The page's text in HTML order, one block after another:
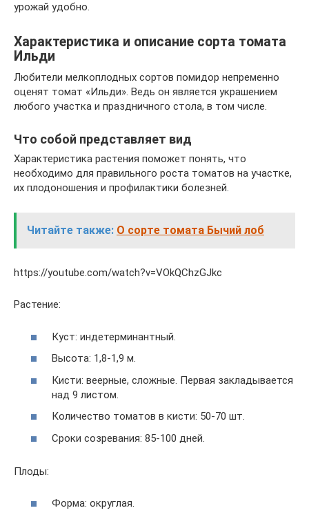
урожай удобно.
Характеристика и описание сорта томата
Ильди
Любители мелкоплодных сортов помидор непременно
оценят томат «Ильди». Ведь он является украшением
любого участка и праздничного стола, в том числе.
Что собой представляет вид
Характеристика растения поможет понять, что
необходимо для правильного роста томатов на участке,
их плодоношения и профилактики болезней.
Читайте также: О сорте томата Бычий лоб
https://youtube.com/watch?v=VOkQChzGJkc
Растение:
Куст: индетерминантный.
Высота: 1,8-1,9 м.
Кисти: веерные, сложные. Первая закладывается
над 9 листом.
Количество томатов в кисти: 50-70 шт.
Сроки созревания: 85-100 дней.
Плоды:
Форма: округлая.